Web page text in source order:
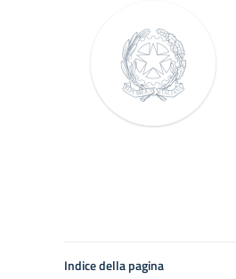
Indice della pagina